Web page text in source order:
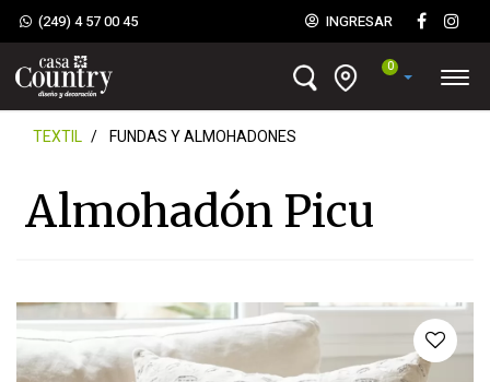
(249) 4 57 00 45 INGRESAR
0
TEXTIL FUNDAS Y ALMOHADONES
Almohadón Picu